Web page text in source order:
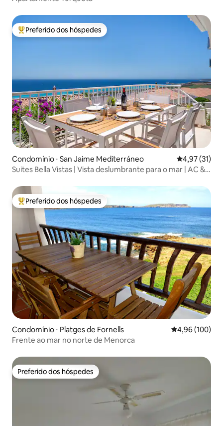
Entre os melhores preferidos dos hóspedes
Preferido dos hóspedes
Condomínio ⋅ San Jaime Mediterráneo 4,97 de uma
4,97 (31)
Suites Bella Vistas | Vista deslumbrante para o mar | AC &
Entre os melhores preferidos dos hóspedes
Preferido dos hóspedes
Condomínio ⋅ Platges de Fornells 4,96 de uma
4,96 (100)
Frente ao mar no norte de Menorca
Preferido dos hóspedes
Preferido dos hóspedes